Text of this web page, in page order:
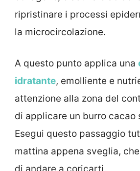
ripristinare i processi
la microcircolazione.
A questo punto applica una
idratante, emolliente e
attenzione alla zona del
di applicare un burro cacao
Esegui questo passaggio
mattina appena sveglia,